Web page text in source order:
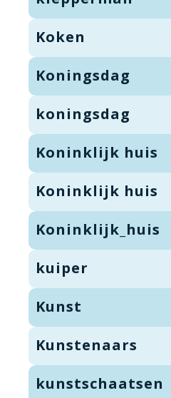
Koken
Koningsdag
koningsdag
Koninklijk huis
Koninklijk huis
Koninklijk_huis
kuiper
Kunst
Kunstenaars
kunstschaatsen